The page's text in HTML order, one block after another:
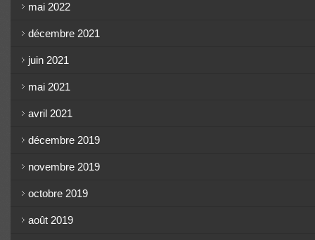
mai 2022
décembre 2021
juin 2021
mai 2021
avril 2021
décembre 2019
novembre 2019
octobre 2019
août 2019